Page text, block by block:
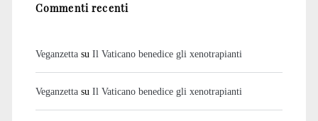
Commenti recenti
Veganzettasu Il Vaticano benedice gli xenotrapianti
Veganzettasu Il Vaticano benedice gli xenotrapianti